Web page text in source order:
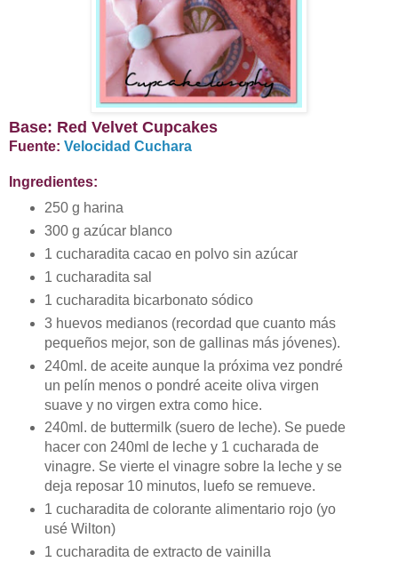
Base: Red Velvet Cupcakes
Fuente: Velocidad Cuchara
Ingredientes:
250 g harina
300 g azúcar blanco
1 cucharadita cacao en polvo sin azúcar
1 cucharadita sal
1 cucharadita bicarbonato sódico
3 huevos medianos (recordad que cuanto más
pequeños mejor, son de gallinas más jóvenes).
240ml. de aceite aunque la próxima vez pondré
un pelín menos o pondré aceite oliva virgen
suave y no virgen extra como hice.
240ml. de buttermilk (suero de leche). Se puede
hacer con 240ml de leche y 1 cucharada de
vinagre. Se vierte el vinagre sobre la leche y se
deja reposar 10 minutos, luefo se remueve.
1 cucharadita de colorante alimentario rojo (yo
usé Wilton)
1 cucharadita de extracto de vainilla